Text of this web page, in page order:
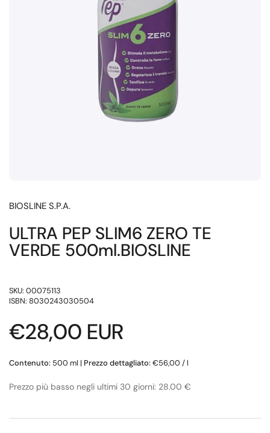
BIOSLINE S.P.A.
ULTRA PEP SLIM6 ZERO TE
VERDE 500ml.BIOSLINE
SKU: 00075113
ISBN: 8030243030504
Prezzo di listino
€28,00 EUR
Contenuto: 500 ml | Prezzo dettagliato: €56,00 / l
Prezzo più basso negli ultimi 30 giorni: 28.00 €